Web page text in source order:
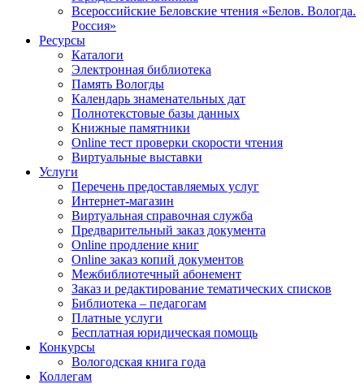
Всероссийские Беловские чтения «Белов. Вологда.
Россия»
Ресурсы
Каталоги
Электронная библиотека
Память Вологды
Календарь знаменательных дат
Полнотекстовые базы данных
Книжные памятники
Online тест проверки скорости чтения
Виртуальные выставки
Услуги
Перечень предоставляемых услуг
Интернет-магазин
Виртуальная справочная служба
Предварительный заказ документа
Online продление книг
Online заказ копий документов
Межбиблиотечный абонемент
Заказ и редактирование тематических списков
Библиотека – педагогам
Платные услуги
Бесплатная юридическая помощь
Конкурсы
Вологодская книга года
Коллегам